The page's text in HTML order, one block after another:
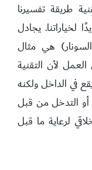
طريقة تفسيرنا
لخياراتنا. يجادل
هي مثال
العمل لأن التقنية
في الداخل ولكنه
أو التدخل من قبل
لرعاية ما قبل